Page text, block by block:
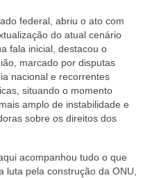
federal, abriu o ato com
do atual cenário
fala inicial, destacou o
marcado por disputas
nacional e recorrentes
situando o momento
amplo de instabilidade e
sobre os direitos dos
acompanhou tudo o que
pela construção da ONU,